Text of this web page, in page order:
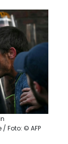
Foto: © AFP